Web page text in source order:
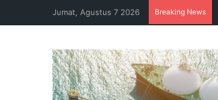
Jumat, Agustus 7 2026 Breaking News